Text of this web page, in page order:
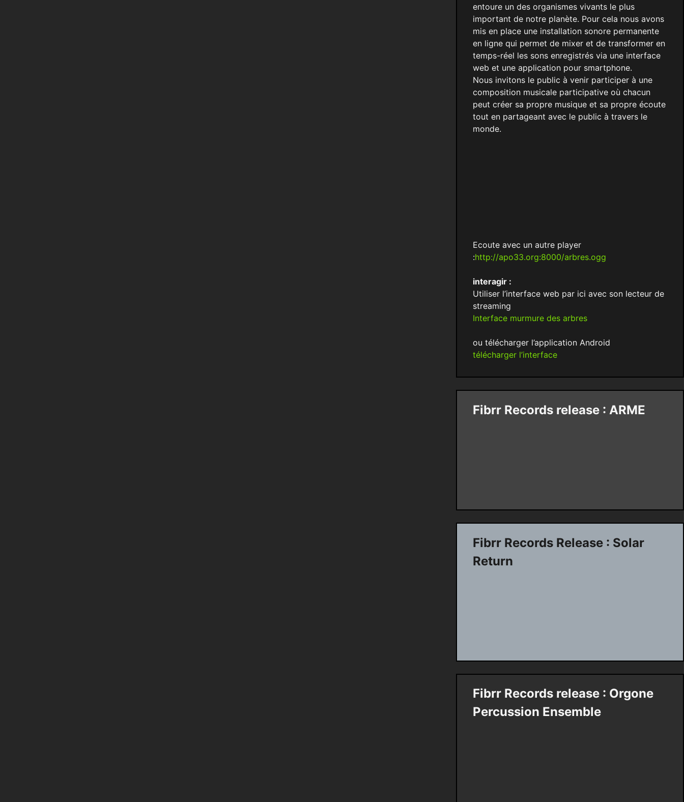
entoure un des organismes vivants le plus
important de notre planète. Pour cela nous avons
mis en place une installation sonore permanente
en ligne qui permet de mixer et de transformer en
temps-réel les sons enregistrés via une interface
web et une application pour smartphone.
Nous invitons le public à venir participer à une
composition musicale participative où chacun
peut créer sa propre musique et sa propre écoute
tout en partageant avec le public à travers le
monde.
Ecoute avec un autre player
:http://apo33.org:8000/arbres.ogg
interagir :
Utiliser l’interface web par ici avec son lecteur de
streaming
Interface murmure des arbres
ou télécharger l’application Android
télécharger l’interface
Fibrr Records release : ARME
Fibrr Records Release : Solar
Return
Fibrr Records release : Orgone
Percussion Ensemble